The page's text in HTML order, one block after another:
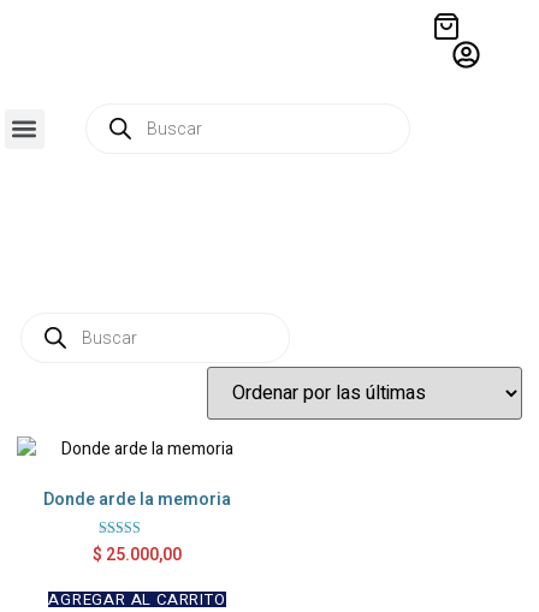
Donde arde la memoria
Valorado en
5.00
$ 25.000,00
AGREGAR AL CARRITO